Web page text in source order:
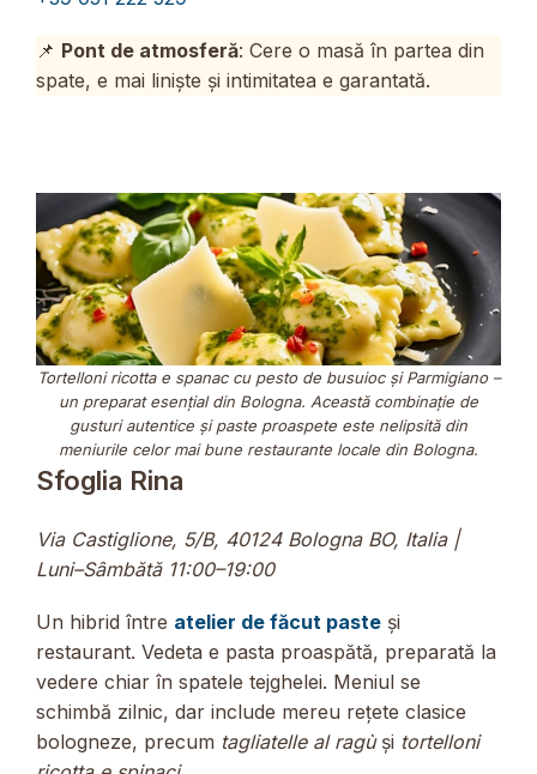
📌 Pont de atmosferă: Cere o masă în partea din
spate, e mai liniște și intimitatea e garantată.
Tortelloni ricotta e spanac cu pesto de busuioc și Parmigiano –
un preparat esențial din Bologna. Această combinație de
gusturi autentice și paste proaspete este nelipsită din
meniurile celor mai bune restaurante locale din Bologna.
Sfoglia Rina
Via Castiglione, 5/B, 40124 Bologna BO, Italia |
Luni–Sâmbătă 11:00–19:00
Un hibrid între atelier de făcut paste și
restaurant. Vedeta e pasta proaspătă, preparată la
vedere chiar în spatele tejghelei. Meniul se
schimbă zilnic, dar include mereu rețete clasice
bologneze, precum tagliatelle al ragùși tortelloni